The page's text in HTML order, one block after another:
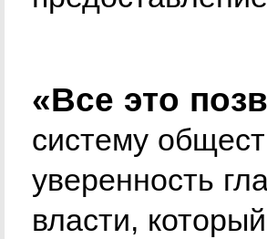
«Все это
систему
уверенность
власти,